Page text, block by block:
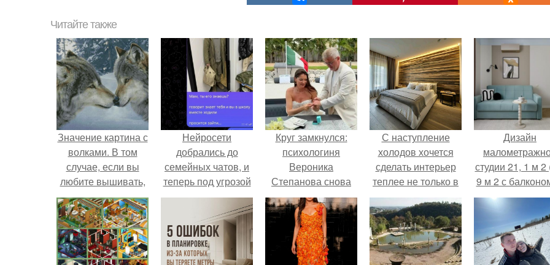
Читайте также
Значение картина с
волками. В том
случае, если вы
любите вышивать,
то наверняка
задумывались о
том, что означает та
или иная вышитая
вами картина.
Нейросети
добрались до
семейных чатов, и
теперь под угрозой
мамины нервы.
Круг замкнулся:
психологиня
Вероника
Степанова снова
вышла замуж за
собственного
бывшего мужа.
С наступление
холодов хочется
сделать интерьер
теплее не только в
визуальном плане.
Дизайн
студии 21, 1 м 2
9 м 2 с
Краснодаре.